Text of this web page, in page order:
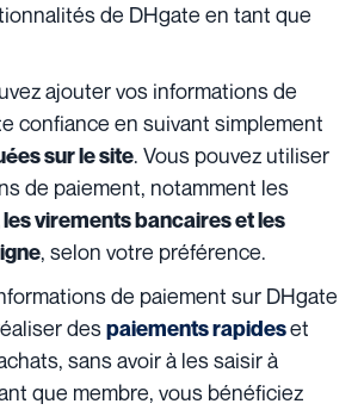
de DHgate en tant que
ajouter vos informations de
confiance en suivant simplement
sur le site. Vous pouvez utiliser
de paiement, notamment les
virements bancaires et les
, selon votre préférence.
de paiement sur DHgate
despaiements rapideset
sans avoir à les saisir à
que membre, vous bénéficiez